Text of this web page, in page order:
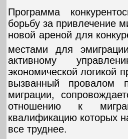
Программа
борьбу за привлечение
новой ареной для
местами для
активному
экономической логикой
вызванный провалом
миграции,
отношению к
квалификацию которых
все труднее.